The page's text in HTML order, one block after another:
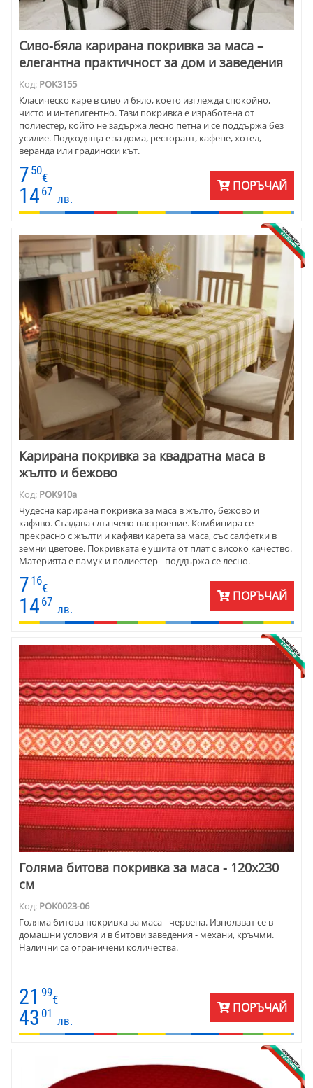
Сиво-бяла карирана покривка за маса –
елегантна практичност за дом и заведения
Код: POK3155
Класическо каре в сиво и бяло, което изглежда спокойно,
чисто и интелигентно. Тази покривка е изработена от
полиестер, който не задържа лесно петна и се поддържа без
усилие. Подходяща е за дома, ресторант, кафене, хотел,
веранда или градински кът.
7 50
€
14 67
лв.
ПОРЪЧАЙ
Карирана покривка за квадратна маса в
жълто и бежово
Код: POK910a
Чудесна карирана покривка за маса в жълто, бежово и
кафяво. Създава слънчево настроение. Комбинира се
прекрасно с жълти и кафяви карета за маса, със салфетки в
земни цветове. Покривката е ушита от плат с високо качество.
Материята е памук и полиестер - поддържа се лесно.
Размерите са 140х140 см. Тази покривка за маса е много
подходяща за заведение в стил механа или бирария.
7 16
€
14 67
лв.
ПОРЪЧАЙ
Голяма битова покривка за маса - 120х230
см
Код: POK0023-06
Голяма битова покривка за маса - червена. Използват се в
домашни условия и в битови заведения - механи, кръчми.
Налични са ограничени количества.
21 99
€
43 01
лв.
ПОРЪЧАЙ